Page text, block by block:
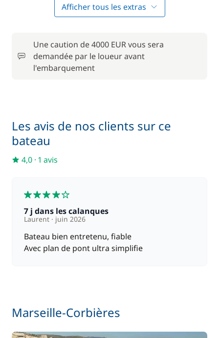
Dernière nuit à bord (vendredi)
Serviettes
Afficher tous les extras
Une caution de 4000 EUR vous sera
demandée par le loueur avant
l'embarquement
Les avis de nos clients sur ce
bateau
4,0 · 1 avis
7 j dans les calanques
Laurent juin 2026
Bateau bien entretenu, fiable
Avec plan de pont ultra simplifie
Marseille-Corbières